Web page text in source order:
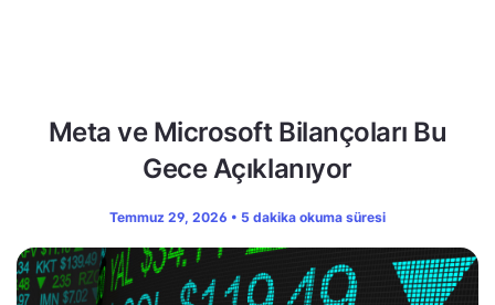
Meta ve Microsoft Bilançoları Bu
Gece Açıklanıyor
Temmuz 29, 2026 • 5 dakika okuma süresi